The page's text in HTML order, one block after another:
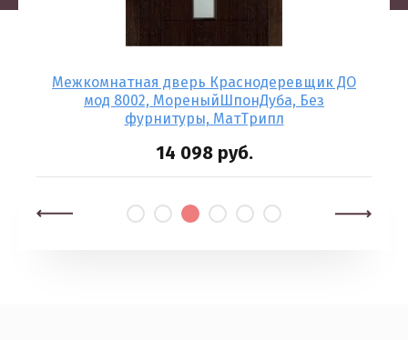
Межкомнатная дверь Краснодеревщик ДО
мод 8002, МореныйШпонДуба, Без
фурнитуры, МатТрипл
14 098руб.